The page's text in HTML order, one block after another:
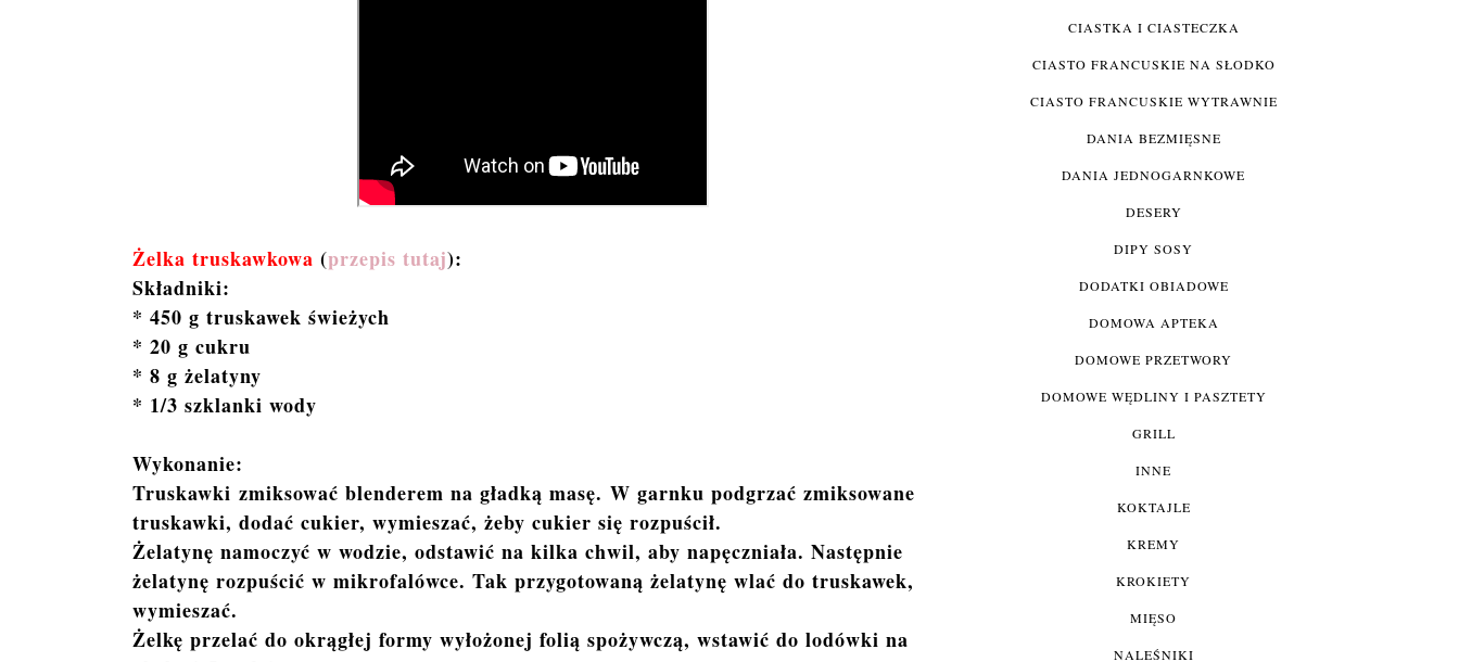
Żelka truskawkowa (przepis tutaj):
Składniki:
* 450 g truskawek świeżych
* 20 g cukru
* 8 g żelatyny
* 1/3 szklanki wody
Wykonanie:
Truskawki zmiksować blenderem na gładką masę. W garnku podgrzać zmiksowane
truskawki, dodać cukier, wymieszać, żeby cukier się rozpuścił.
Żelatynę namoczyć w wodzie, odstawić na kilka chwil, aby napęczniała. Następnie
żelatynę rozpuścić w mikrofalówce. Tak przygotowaną żelatynę wlać do truskawek,
wymieszać.
Żelkę przelać do okrągłej formy wyłożonej folią spożywczą, wstawić do lodówki na
CIASTKA I CIASTECZKA
CIASTO FRANCUSKIE NA SŁODKO
CIASTO FRANCUSKIE WYTRAWNIE
DANIA BEZMIĘSNE
DANIA JEDNOGARNKOWE
DESERY
DIPY SOSY
DODATKI OBIADOWE
DOMOWA APTEKA
DOMOWE PRZETWORY
DOMOWE WĘDLINY I PASZTETY
GRILL
INNE
KOKTAJLE
KREMY
KROKIETY
MIĘSO
NALEŚNIKI